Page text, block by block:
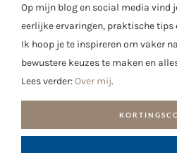
Op mijn blog en social media vind
eerlijke ervaringen, praktische
Ik hoop je te inspireren om vaker
bewustere keuzes te maken en
Lees verder:Over mij.